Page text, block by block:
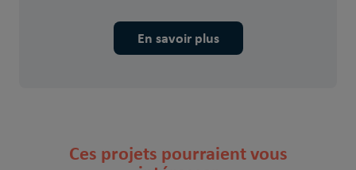
En savoir plus
Ces projets pourraient vous